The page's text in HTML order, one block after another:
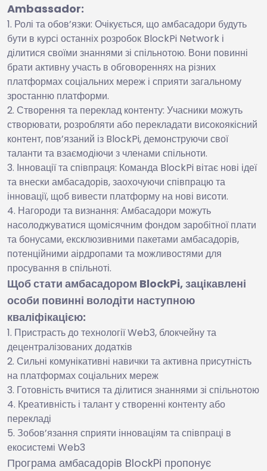
Ambassador:
Ролі та обов’язки: Очікується, що амбасадори будуть
бути в курсі останніх розробок BlockPi Network і
ділитися своїми знаннями зі спільнотою. Вони повинні
брати активну участь в обговореннях на різних
платформах соціальних мереж і сприяти загальному
зростанню платформи.
Створення та переклад контенту: Учасники можуть
створювати, розробляти або перекладати високоякісний
контент, пов’язаний із BlockPi, демонструючи свої
таланти та взаємодіючи з членами спільноти.
Інновації та співпраця: Команда BlockPi вітає нові ідеї
та внески амбасадорів, заохочуючи співпрацю та
інновації, щоб вивести платформу на нові висоти.
Нагороди та визнання: Амбасадори можуть
насолоджуватися щомісячним фондом заробітної плати
та бонусами, ексклюзивними пакетами амбасадорів,
потенційними аірдропами та можливостями для
просування в спільноті.
Щоб стати амбасадором BlockPi, зацікавлені
особи повинні володіти наступною
кваліфікацією:
Пристрасть до технології Web3, блокчейну та
децентралізованих додатків
Сильні комунікативні навички та активна присутність
на платформах соціальних мереж
Готовність вчитися та ділитися знаннями зі спільнотою
Креативність і талант у створенні контенту або
перекладі
Зобов’язання сприяти інноваціям та співпраці в
екосистемі Web3
Програма амбасадорів BlockPi пропонує